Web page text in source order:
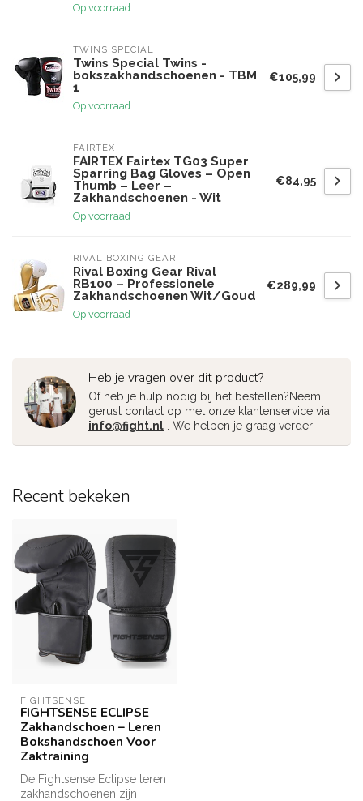
Op voorraad
TWINS SPECIAL
Twins Special Twins -
bokszakhandschoenen - TBM
1
Op voorraad
€105,99
FAIRTEX
FAIRTEX Fairtex TG03 Super
Sparring Bag Gloves – Open
Thumb – Leer –
Zakhandschoenen - Wit
Op voorraad
€84,95
RIVAL BOXING GEAR
Rival Boxing Gear Rival
RB100 – Professionele
Zakhandschoenen Wit/Goud
Op voorraad
€289,99
Heb je vragen over dit product?
Of heb je hulp nodig bij het bestellen?Neem
gerust contact op met onze klantenservice via
info@fight.nl . We helpen je graag verder!
Recent bekeken
FIGHTSENSE
FIGHTSENSE ECLIPSE
Zakhandschoen – Leren
Bokshandschoen Voor
Zaktraining
De Fightsense Eclipse leren
zakhandschoenen zijn